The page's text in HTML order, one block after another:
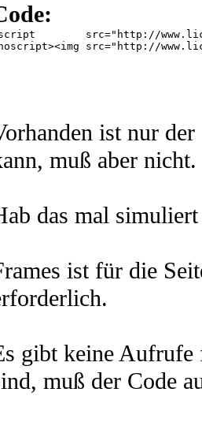
src="http://
src="http://
ist nur
muß aber nicht.
das mal
ist für die
gibt keine Aufrufe
muß der Code